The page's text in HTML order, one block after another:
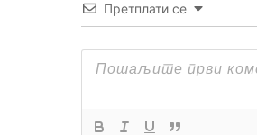
Претплати се